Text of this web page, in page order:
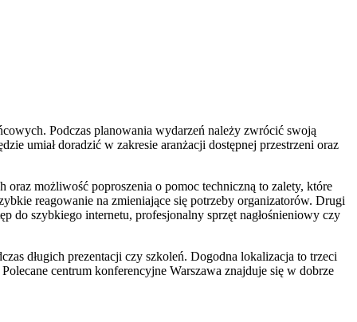
Podczas planowania wydarzeń należy zwrócić swoją
umiał doradzić w zakresie aranżacji dostępnej przestrzeni oraz
możliwość poproszenia o pomoc techniczną to zalety, które
reagowanie na zmieniające się potrzeby organizatorów. Drugi
do szybkiego internetu, profesjonalny sprzęt nagłośnieniowy czy
długich prezentacji czy szkoleń. Dogodna lokalizacja to trzeci
centrum konferencyjne Warszawa znajduje się w dobrze